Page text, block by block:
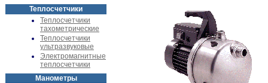
Теплосчетчики
Теплосчетчики
тахометрические
Теплосчетчики
ультразвуковые
Электромагнитные
теплосчетчики
Манометры